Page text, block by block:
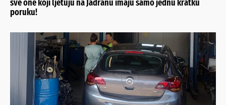
sve one koji ljetuju na Jadranu imaju samo jednu kratku
poruku!